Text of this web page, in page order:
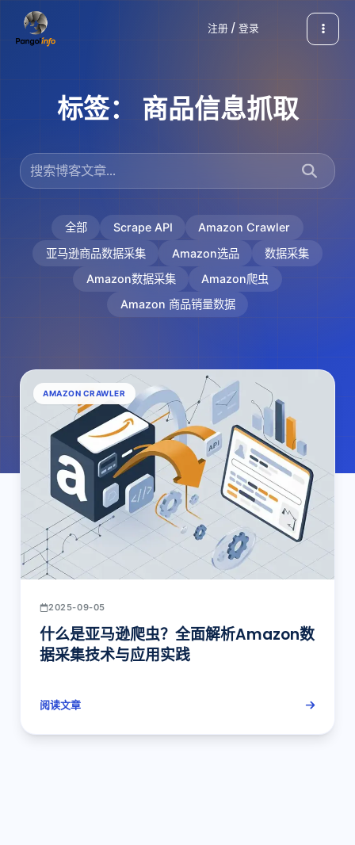
注册 / 登录
标签： 商品信息抓取
全部 Scrape API
Amazon Crawler
亚马逊商品数据采集
Amazon选品
数据采集
Amazon数据采集
Amazon爬虫
Amazon 商品销量数据
AMAZON CRAWLER
2025-09-05
什么是亚马逊爬虫？全面解析Amazon数
据采集技术与应用实践
阅读文章